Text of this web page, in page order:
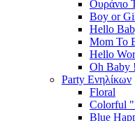
Ουράνιο
Boy or
Hello
Mom To
Hello
Oh Baby !
Party Ενηλίκων
Floral
Colorful
Blue